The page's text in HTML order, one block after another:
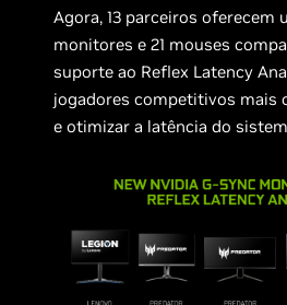
Agora, 13 parceiros oferecem
monitores e 21 mouses
suporte ao Reflex Latency
jogadores competitivos mais
e otimizar a latência do